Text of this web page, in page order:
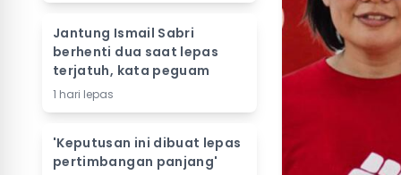
Jantung Ismail Sabri
berhenti dua saat lepas
terjatuh, kata peguam
1 hari lepas
'Keputusan ini dibuat lepas
pertimbangan panjang'